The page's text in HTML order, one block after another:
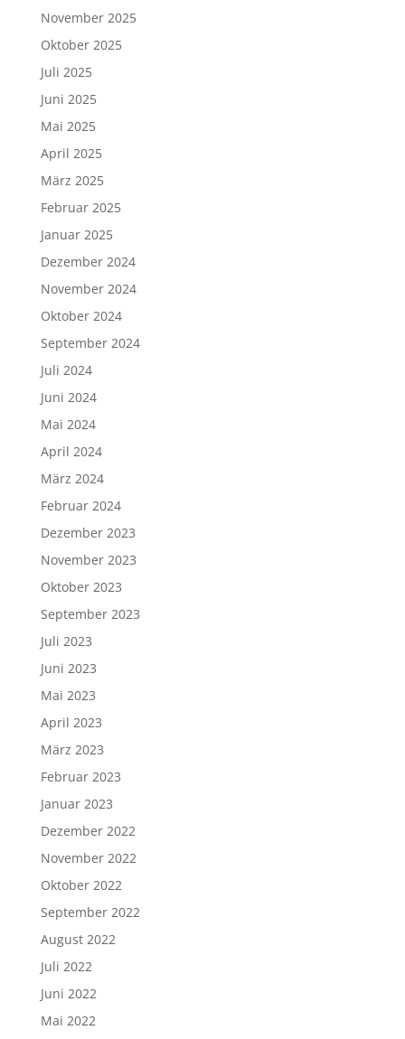
November 2025
Oktober 2025
Juli 2025
Juni 2025
Mai 2025
April 2025
März 2025
Februar 2025
Januar 2025
Dezember 2024
November 2024
Oktober 2024
September 2024
Juli 2024
Juni 2024
Mai 2024
April 2024
März 2024
Februar 2024
Dezember 2023
November 2023
Oktober 2023
September 2023
Juli 2023
Juni 2023
Mai 2023
April 2023
März 2023
Februar 2023
Januar 2023
Dezember 2022
November 2022
Oktober 2022
September 2022
August 2022
Juli 2022
Juni 2022
Mai 2022